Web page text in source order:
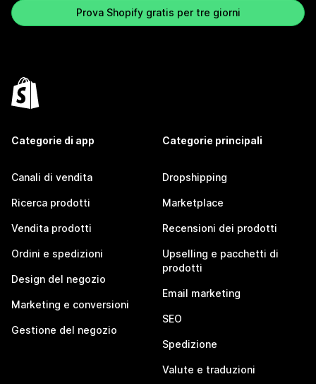
Prova Shopify gratis per tre giorni
Categorie di app
Canali di vendita
Ricerca prodotti
Vendita prodotti
Ordini e spedizioni
Design del negozio
Marketing e conversioni
Gestione del negozio
Categorie principali
Dropshipping
Marketplace
Recensioni dei prodotti
Upselling e pacchetti di
prodotti
Email marketing
SEO
Spedizione
Valute e traduzioni